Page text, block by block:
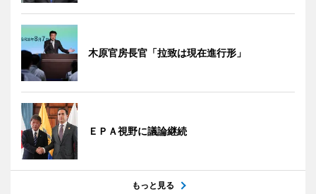
木原官房長官「拉致は現在進行形」
ＥＰＡ視野に議論継続
もっと見る